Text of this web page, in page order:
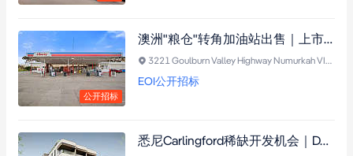
公开招标
澳洲"粮仓"转角加油站出售｜上市公司承租15年，年租逾$27.3万，20公里内仅3座加油站！
3221 Goulburn Valley Highway Numurkah VIC 3636
EOI公开招标
悉尼Carlingford稀缺开发机会｜DA已批41套Boarding House，抢占高需求租赁市场